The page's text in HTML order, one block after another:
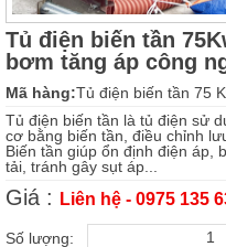
Tủ điện biến tần
bơm tăng áp công
Mã hàng:Tủ điện biến tần 75
Tủ điện biến tần là tủ điện sử
cơ bằng biến tần, điều chỉnh
Biến tần giúp ổn định điện áp,
tải, tránh gây sụt áp...
Giá : Liên hệ - 0975 135
Số lượng: